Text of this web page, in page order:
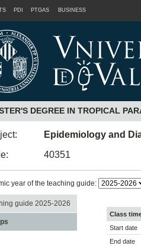
PDI PTGAS BUSINESS
DEGREE IN TROPICAL
Epidemiology and
40351
year of the teaching guide:
guide 2025-2026
Class
Start date
End date